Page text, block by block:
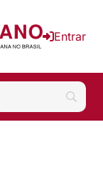
Entrar